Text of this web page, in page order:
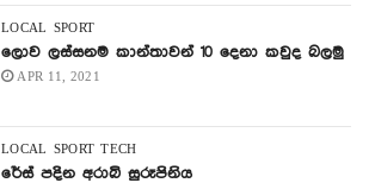
LOCAL SPORT
ලොව ලස්සනම කාන්තාවන් 10 දෙනා කවුද බලමු
APR 11, 2021
LOCAL SPORT TECH
රේස් පදින අරාබි සුරූපිනිය